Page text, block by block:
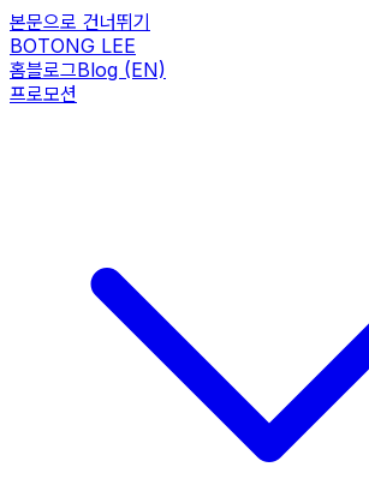
본문으로 건너뛰기
BOTONG LEE
홈블로그Blog (EN)
프로모션